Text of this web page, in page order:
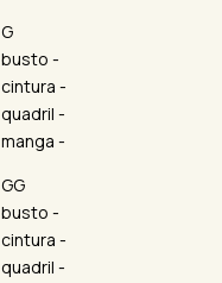
G
busto -
cintura -
quadril -
manga -
GG
busto -
cintura -
quadril -